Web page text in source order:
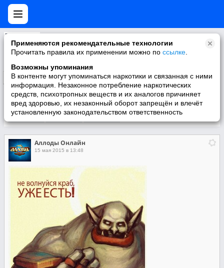
Применяются рекомендательные технологии
Прочитать правила их применении можно по ссылке
Возможны упоминания
В контенте могут упоминаться наркотики и связанная с ними
информация. Незаконное потребление наркотических
средств, психотропных веществ и их аналогов причиняет
вред здоровью, их незаконный оборот запрещён и влечёт
установленную законодательством ответственность
Официальное сообщество игроков «Аллоды Онлайн»
Подписаться
Участники О группе
Аллоды Онлайн
15 мая 2015 в 13:48